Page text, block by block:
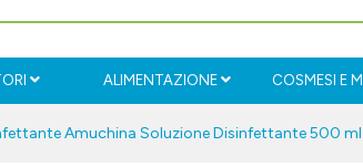
ALIMENTAZIONE COSMESI E
Amuchina Soluzione Disinfettante 500 ml